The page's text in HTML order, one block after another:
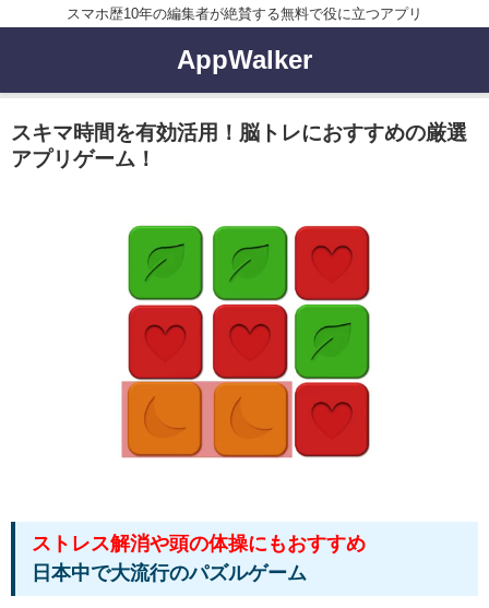
スマホ歴10年の編集者が絶賛する無料で役に立つアプリ
AppWalker
スキマ時間を有効活用！脳トレにおすすめの厳選
アプリゲーム！
ストレス解消や頭の体操にもおすすめ
日本中で大流行のパズルゲーム